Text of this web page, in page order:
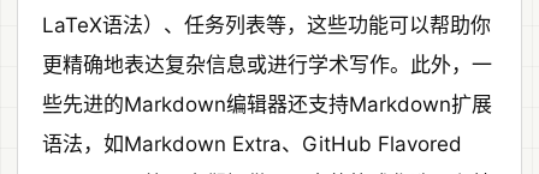
LaTeX语法）、任务列表等，这些功能可以帮助你
更精确地表达复杂信息或进行学术写作。此外，一
些先进的Markdown编辑器还支持Markdown扩展
语法，如Markdown Extra、GitHub Flavored